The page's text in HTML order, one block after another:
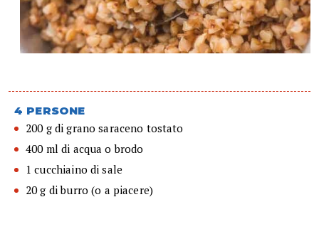
4 PERSONE
200 g di grano saraceno tostato
400 ml di acqua o brodo
1 cucchiaino di sale
20 g di burro (o a piacere)